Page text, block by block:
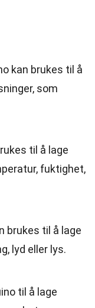
kan brukes til å
som
til å lage
fuktighet,
brukes til å lage
lyd eller lys.
til å lage